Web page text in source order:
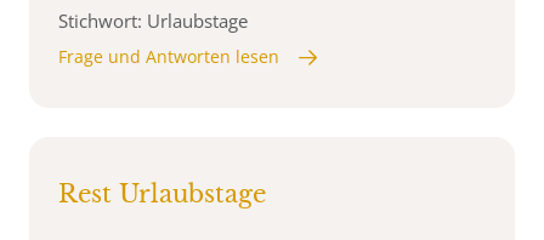
Stichwort: Urlaubstage
Frage und Antworten lesen
Rest Urlaubstage